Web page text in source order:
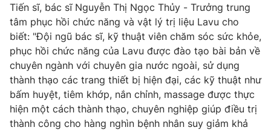
Tiến sĩ, bác sĩ Nguyễn Thị Ngọc Thủy - Trưởng trung
tâm phục hồi chức năng và vật lý trị liệu Lavu cho
biết: "Đội ngũ bác sĩ, kỹ thuật viên chăm sóc sức khỏe,
phục hồi chức năng của Lavu được đào tạo bài bản về
chuyên ngành với chuyên gia nước ngoài, sử dụng
thành thạo các trang thiết bị hiện đại, các kỹ thuật như
bấm huyệt, tiêm khớp, nắn chỉnh, massage được thực
hiện một cách thành thạo, chuyên nghiệp giúp điều trị
thành công cho hàng nghìn bệnh nhân suy giảm khả